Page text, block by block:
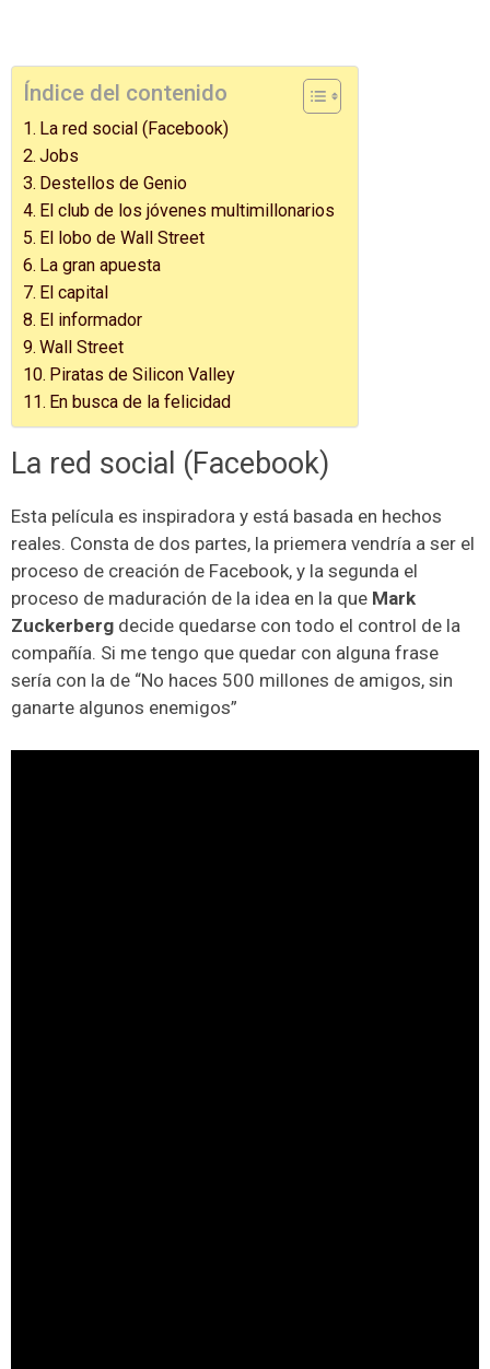
Índice del contenido
La red social (Facebook)
Jobs
Destellos de Genio
El club de los jóvenes multimillonarios
El lobo de Wall Street
La gran apuesta
El capital
El informador
Wall Street
Piratas de Silicon Valley
En busca de la felicidad
La red social (Facebook)
Esta película es inspiradora y está basada en hechos
reales. Consta de dos partes, la priemera vendría a ser el
proceso de creación de Facebook, y la segunda el
proceso de maduración de la idea en la que Mark
Zuckerberg decide quedarse con todo el control de la
compañía. Si me tengo que quedar con alguna frase
sería con la de “No haces 500 millones de amigos, sin
ganarte algunos enemigos”